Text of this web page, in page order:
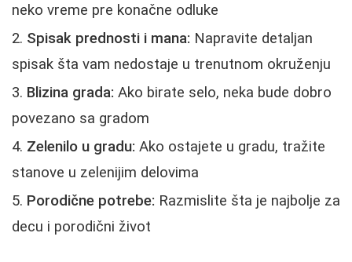
neko vreme pre konačne odluke
Spisak prednosti i mana: Napravite detaljan
spisak šta vam nedostaje u trenutnom okruženju
Blizina grada: Ako birate selo, neka bude dobro
povezano sa gradom
Zelenilo u gradu: Ako ostajete u gradu, tražite
stanove u zelenijim delovima
Porodične potrebe: Razmislite šta je najbolje za
decu i porodični život